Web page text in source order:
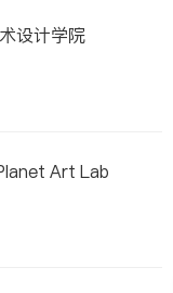
设计学院
Art Lab